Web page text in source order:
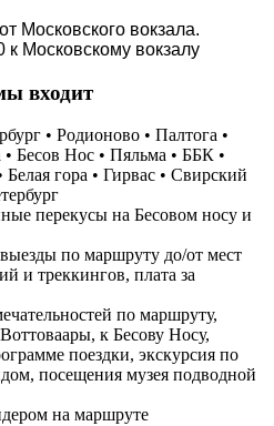
Московского вокзала.
Московскому вокзалу
входит
• Родионово • Палтога •
Бесов Нос • Пяльма • ББК •
гора • Гирвас • Свирский
перекусы на Бесовом носу и
по маршруту до/от мест
и треккингов, плата за
по маршруту,
к Бесову Носу,
поездки, экскурсия по
посещения музея подводной
на маршруте